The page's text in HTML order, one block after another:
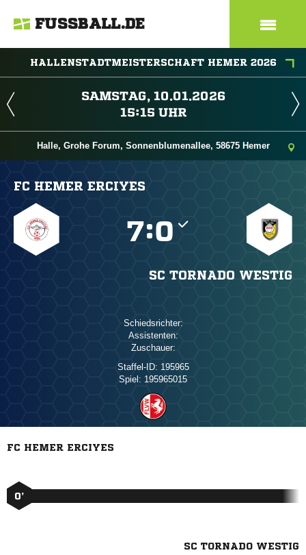
FUSSBALL.DE
HALLENSTADTMEISTERSCHAFT HEMER 2026
 
 
Halle, Grohe Forum, Sonnenblumenallee, 58675 Hemer
FC HEMER ERCIYES
:
SC TORNADO WESTIG
Schiedsrichter:
Assistenten:
Zuschauer:
Staffel-ID: 195965
Spiel: 195965015
FC HEMER ERCIYES
0’
SC TORNADO WESTIG